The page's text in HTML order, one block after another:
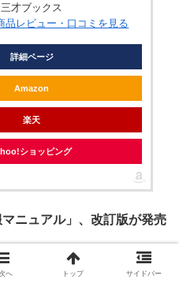
三才ブックス
品レビュー・口コミを見る
詳細ページ
Amazon
楽天
ショッピング
ニュアル」、改訂版が発売
へ トップ サイドバー